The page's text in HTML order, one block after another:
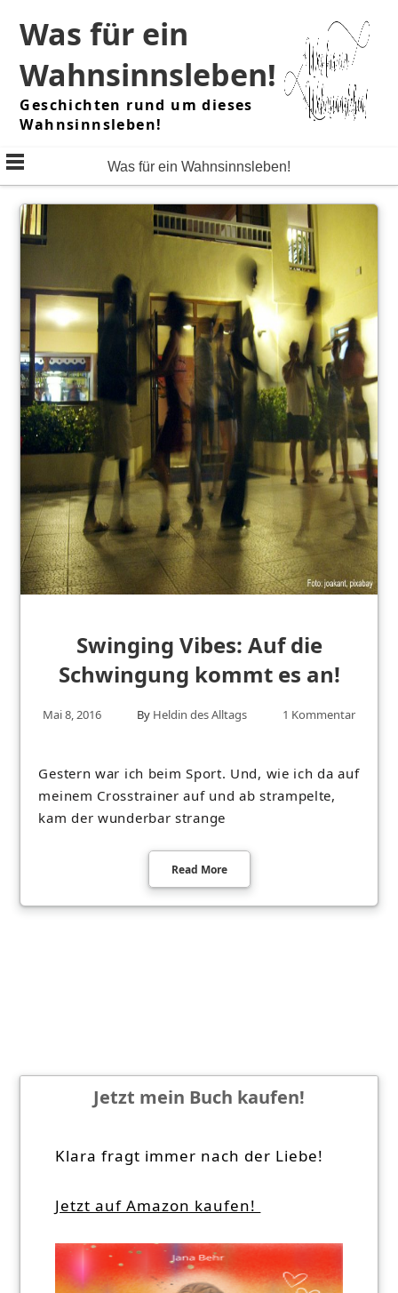
content
Was für ein
Wahnsinnsleben!
Geschichten rund um dieses
Wahnsinnsleben!
Was für ein Wahnsinnsleben!
Swinging Vibes: Auf die
Schwingung kommt es an!
Mai 8, 2016 By Heldin des Alltags 1 Kommentar
Gestern war ich beim Sport. Und, wie ich da auf
meinem Crosstrainer auf und ab strampelte,
kam der wunderbar strange
Read More
Jetzt mein Buch kaufen!
Klara fragt immer nach der Liebe!
Jetzt auf Amazon kaufen!